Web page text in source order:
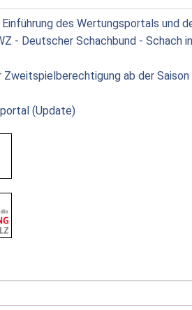
des Wertungsportals und
- Deutscher Schachbund - Schach in
Zweitspielberechtigung ab der Saison
(Update)